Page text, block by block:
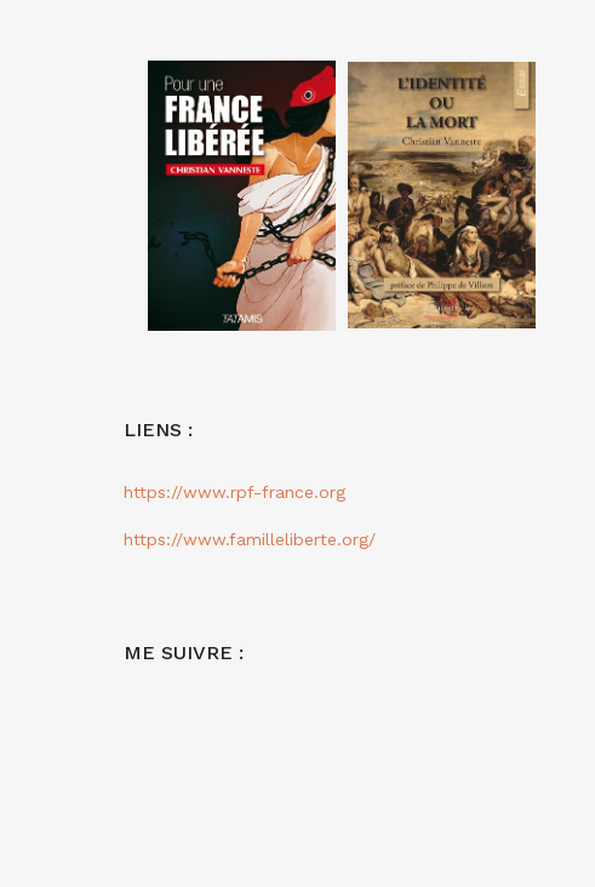
LIENS :
https://www.rpf-france.org
https://www.familleliberte.org/
ME SUIVRE :